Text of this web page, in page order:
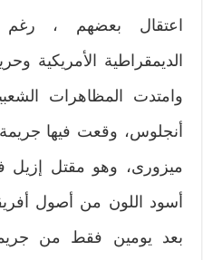
اعتقال بعضهم ، رغم
الديمقراطية الأمريكية
وامتدت المظاهرات
أنجلوس، وقعت فيها
بعد يومين فقط من